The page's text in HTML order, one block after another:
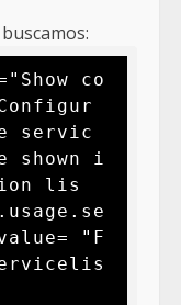
co
servic
shown i
lis
"F